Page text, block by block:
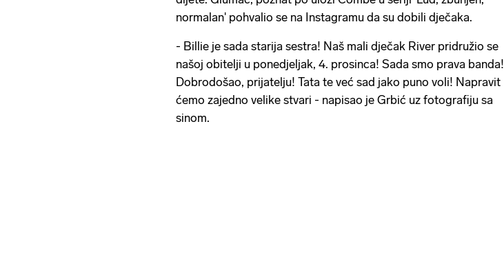
normalan' pohvalio se na Instagramu da su dobili dječaka.
- Billie je sada starija sestra! Naš mali dječak River pridružio se
našoj obitelji u ponedjeljak, 4. prosinca! Sada smo prava banda!
Dobrodošao, prijatelju! Tata te već sad jako puno voli! Napravit
ćemo zajedno velike stvari - napisao je Grbić uz fotografiju sa
sinom.